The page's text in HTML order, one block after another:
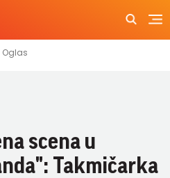
scena u
Takmičarka